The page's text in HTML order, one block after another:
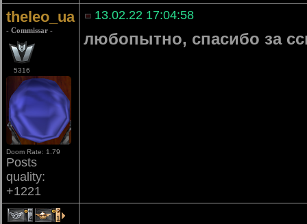
theleo_ua
- Commissar -
5316
Doom Rate: 1.79
Posts
quality:
+1221
13.02.22 17:04:58
любопытно, спасибо за
4 1